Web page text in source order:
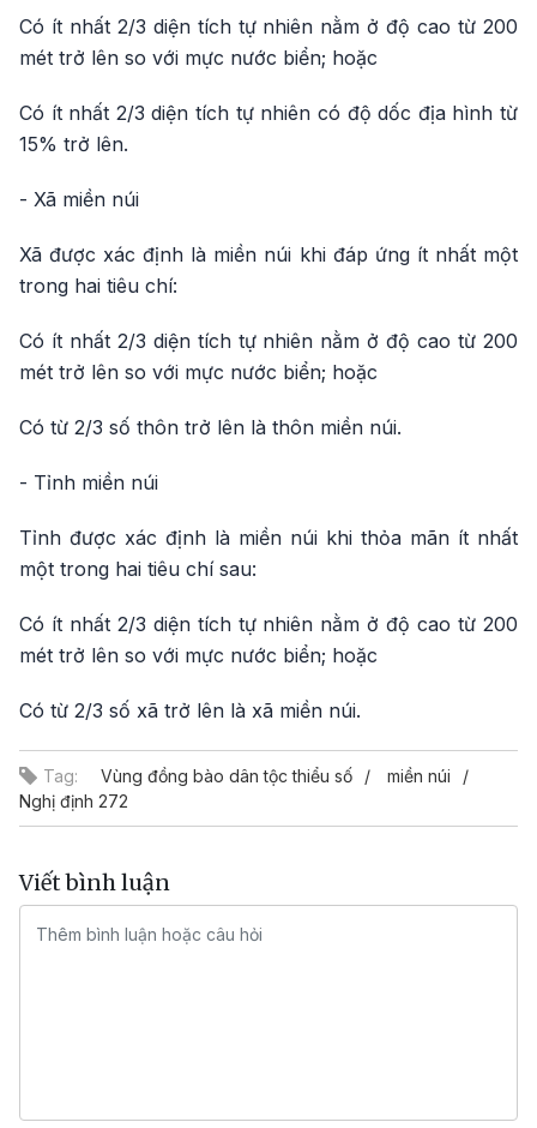
Có ít nhất 2/3 diện tích tự nhiên nằm ở độ cao từ 200
mét trở lên so với mực nước biển; hoặc
Có ít nhất 2/3 diện tích tự nhiên có độ dốc địa hình từ
15% trở lên.
- Xã miền núi
Xã được xác định là miền núi khi đáp ứng ít nhất một
trong hai tiêu chí:
Có ít nhất 2/3 diện tích tự nhiên nằm ở độ cao từ 200
mét trở lên so với mực nước biển; hoặc
Có từ 2/3 số thôn trở lên là thôn miền núi.
- Tỉnh miền núi
Tỉnh được xác định là miền núi khi thỏa mãn ít nhất
một trong hai tiêu chí sau:
Có ít nhất 2/3 diện tích tự nhiên nằm ở độ cao từ 200
mét trở lên so với mực nước biển; hoặc
Có từ 2/3 số xã trở lên là xã miền núi.
Tag: Vùng đồng bào dân tộc thiểu số
miền núi
Nghị định 272
Viết bình luận